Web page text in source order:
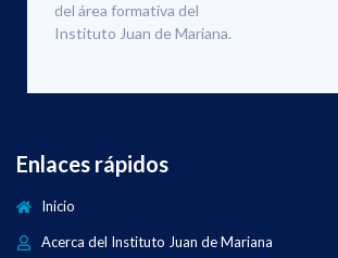
del área formativa del
Instituto Juan de Mariana.
Enlaces rápidos
Inicio
Acerca del Instituto Juan de Mariana